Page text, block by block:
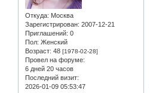
Откуда: Москва
Зарегистрирован: 2007-12-21
Приглашений: 0
Пол: Женский
Возраст: 48 [1978-02-28]
Провел на форуме:
6 дней 20 часов
Последний визит:
2026-01-09 05:53:47